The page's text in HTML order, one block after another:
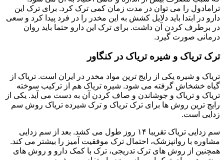
ترامادول را می توان در مدت زمان کمی ترک کرد. برای ترک این
دارو در ابتدا باید دلایل کشش به این مخدر را در فرد پیدا کرد و سعی
در برطرف کردن آن داشت. برای ترک این دارو حتما باید روان
درمانی صورت گیرد.
ترک تریاک و شیره تریاک در کنگاور
تریاک و شیره یکی از رایج ترین مواد مخدر در ایران است. تریاک از
گیاه خشخاش گرفته می شود. شیره تریاک هم از ترکیب سوخته
تریاک و تریاک و جوشاندن و صاف کردن آن به دست می آید. یکی از
رایج ترین روش ها برای ترک تریاک و ترک شیرده تریاک روش سم
زدایی است.
سم زدایی تریاک تقریبا ۱۴ روز طول می کشد. بعد از سم زدایی
مشاوره با روانپزشک، احتمال ترک موفقیت آمیز را بیشتر می کند.
همچنین از روش های ترک تدریجی، ترک با کمک دارو و روش های